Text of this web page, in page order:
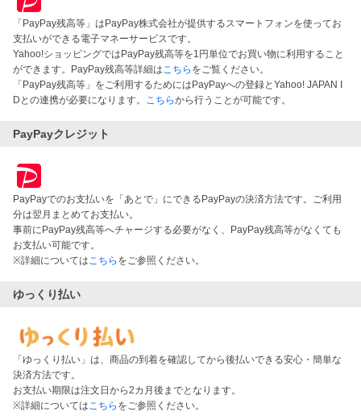
「PayPay残高等」はPayPay株式会社が提供するスマートフォンを使ってお
支払いができる電子マネーサービスです。
Yahoo!ショッピングではPayPay残高等を1円単位でお買い物に利用すること
ができます。PayPay残高等詳細はこちら をご覧ください。
「PayPay残高等」をご利用するためにはPayPayへの登録とYahoo! JAPAN I
Dとの連携が必要になります。 こちらから行うことが可能です。
PayPayクレジット
PayPayでのお支払いを「あとで」にできるPayPayの決済方法です。ご利用
分は翌月まとめてお支払い。
事前にPayPay残高等へチャージする必要がなく、PayPay残高等がなくても
お支払い可能です。
※詳細についてはこちら をご参照ください。
ゆっくり払い
「ゆっくり払い」は、商品の到着を確認してから後払いできる安心・簡単な
決済方法です。
お支払い期限は注文日から2カ月後までとなります。
※詳細についてはこちら をご参照ください。